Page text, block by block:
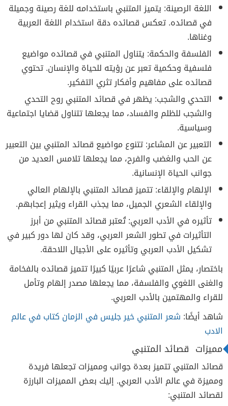
اللغة الرصينة: يتميز المتنبي باستخدامه للغة رصينة وجميلة
في قصائده. تعكس قصائده دقة استخدام اللغة العربية
وغناها.
الفلسفة والحكمة: يتناول المتنبي في قصائده مواضيع
فلسفية وحكمية تعبر عن رؤيته للحياة والإنسان. تحتوي
قصائده على مفاهيم وأفكار تثري التفكير.
التحدي والشجب: يظهر في قصائد المتنبي روح التحدي
والشجب للظلم والفساد، مما يجعلها تتناول قضايا اجتماعية
وسياسية.
التعبير عن المشاعر: تتنوع مواضيع قصائد المتنبي بين التعبير
عن الحب والغضب والفرح، مما يجعلها تلامس العديد من
جوانب الحياة الإنسانية.
الإلهام والإلقاء: تتميز قصائد المتنبي بالإلهام العالي
والإلقاء الشعري الجميل، مما يجذب القراء ويثير إعجابهم.
تأثيره في الأدب العربي: تُعتبر قصائد المتنبي من أبرز
التأثيرات في تطور الشعر العربي، وقد كان لها دور كبير في
تشكيل الأدب العربي وتأثيره على الأجيال اللاحقة.
باختصار، يمثل المتنبي شاعرًا عربيًا كبيرًا تتميز قصائده بالفخامة
والغنى اللغوي والفلسفة، مما يجعلها مصدر إلهام وتأمل
للقراء والمهتمين بالأدب العربي.
شاهد أيضًا: شعر المتنبي خير جليس في الزمان كتاب في عالم
الادب
مميزات قصائد المتنبي
قصائد المتنبي تتميز بعدة جوانب ومميزات تجعلها فريدة
ومميزة في عالم الأدب العربي. إليك بعض المميزات البارزة
لقصائد المتنبي: